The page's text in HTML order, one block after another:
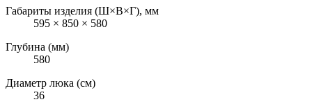
Габариты изделия (Ш×В×Г), мм
595 × 850 × 580
Глубина (мм)
580
Диаметр люка (см)
36